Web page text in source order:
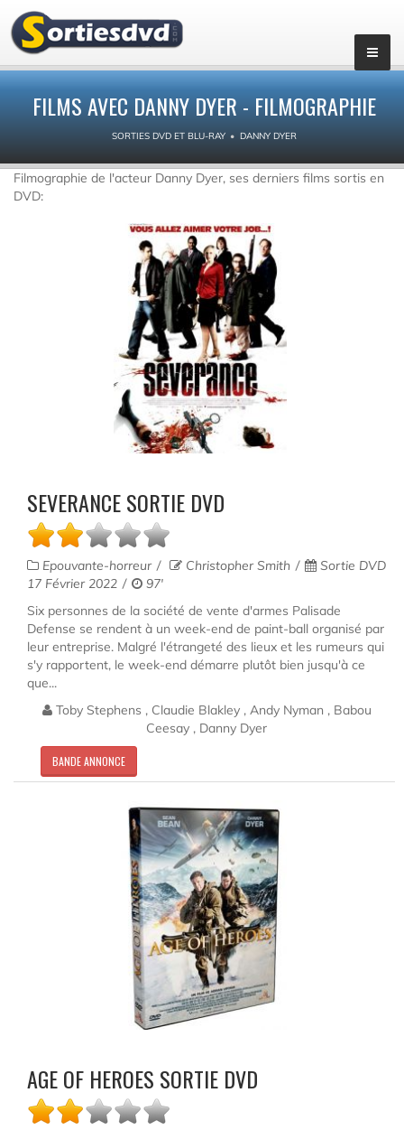
FILMS AVEC DANNY DYER - FILMOGRAPHIE
SORTIES DVD ET BLU-RAY DANNY DYER
Filmographie de l'acteur Danny Dyer, ses derniers films sortis en
DVD:
SEVERANCE SORTIE DVD
Epouvante-horreur Christopher Smith
Sortie DVD
17 Février 2022
97'
Six personnes de la société de vente d'armes Palisade
Defense se rendent à un week-end de paint-ball organisé par
leur entreprise. Malgré l'étrangeté des lieux et les rumeurs qui
s'y rapportent, le week-end démarre plutôt bien jusqu'à ce
que...
Toby Stephens , Claudie Blakley , Andy Nyman , Babou
Ceesay , Danny Dyer
BANDE ANNONCE
AGE OF HEROES SORTIE DVD